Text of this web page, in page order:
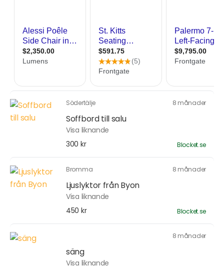
Södertälje 8 månader
Soffbord till salu
Visa liknande
300 kr
Blocket.se
Bromma 8 månader
Ljuslyktor från Byon
Visa liknande
450 kr
Blocket.se
8 månader
säng
Visa liknande